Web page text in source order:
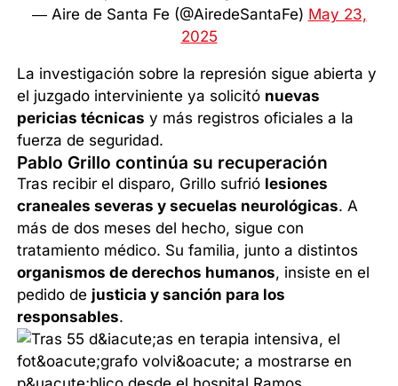
— Aire de Santa Fe (@AiredeSantaFe) May 23,
2025
La investigación sobre la represión sigue abierta y
el juzgado interviniente ya solicitó nuevas
pericias técnicas y más registros oficiales a la
fuerza de seguridad.
Pablo Grillo continúa su recuperación
Tras recibir el disparo, Grillo sufrió lesiones
craneales severas y secuelas neurológicas. A
más de dos meses del hecho, sigue con
tratamiento médico. Su familia, junto a distintos
organismos de derechos humanos, insiste en el
pedido de justicia y sanción para los
responsables.